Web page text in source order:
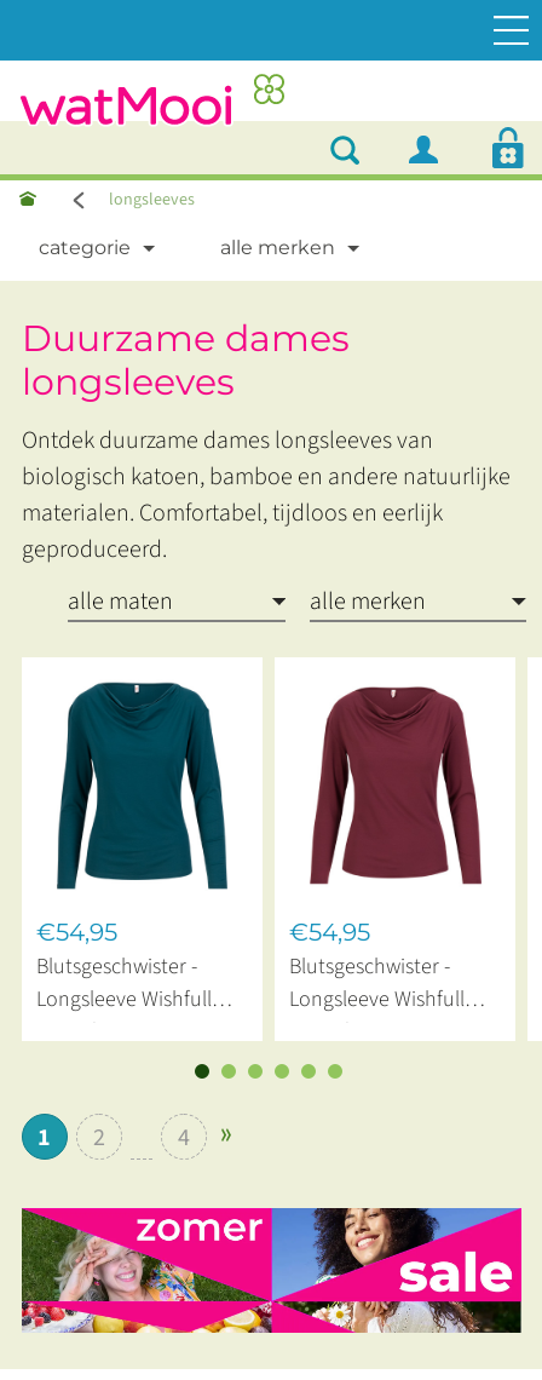
longsleeves
categorie alle merken
Duurzame dames
longsleeves
Ontdek duurzame dames longsleeves van
biologisch katoen, bamboe en andere natuurlijke
materialen. Comfortabel, tijdloos en eerlijk
geproduceerd.
€54,95
Blutsgeschwister -
Longsleeve Wishfull
€54,95
Blutsgeschwister -
Longsleeve Wishfull
1 2 4